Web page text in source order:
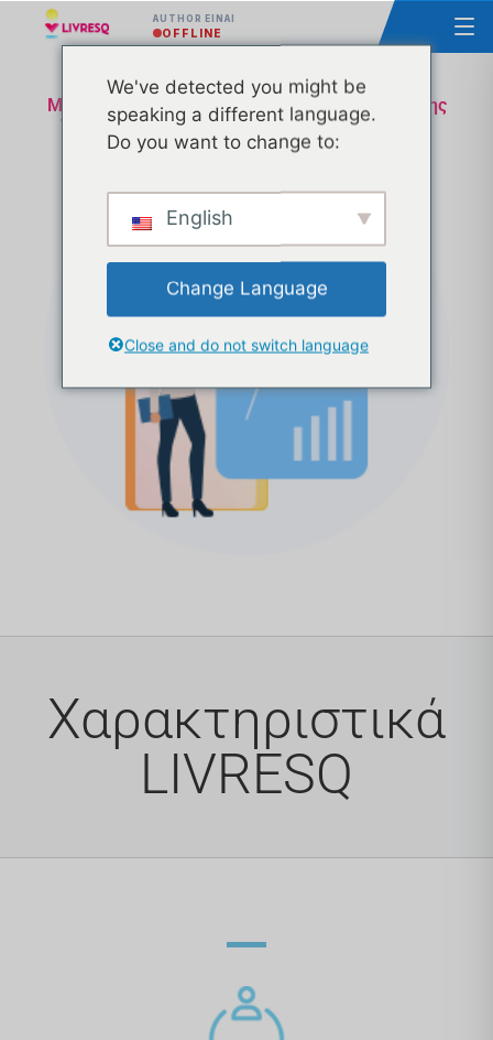
AUTHOR ΕΊΝΑΙ
OFFLINE
Μάθημα - Σχεδιασμός της υλοποίησης και χρήσης
των Ανοικτών Εκπαιδευτικών Πόρων Ομάδα 1
Pluxee
Χαρακτηριστικά
LIVRESQ
We've detected you might be
speaking a different language.
Do you want to change to:
English
Change Language
Close and do not switch language